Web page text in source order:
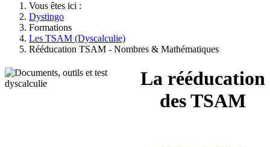
Vous êtes ici :
Dystingo
Formations
Les TSAM (Dyscalculie)
Rééducation TSAM - Nombres & Mathématiques
La rééducation
des TSAM